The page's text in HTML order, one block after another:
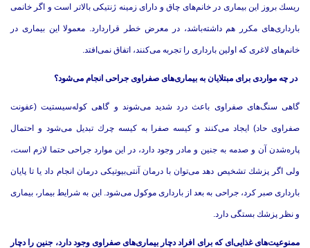
ریسك بروز این بیماری در خانم‌های چاق و دارای زمینه ژنتیكی بالاتر است و اگر خانمی
باردار‌ی‌های مكرر هم داشته‌باشد، در معرض خطر قراردارد. معمولا این بیماری در
خانم‌های لاغری كه اولین بارداری را تجربه می‌كنند، اتفاق نمی‌افتد.
در چه مواردی برای مبتلایان به بیماری‌های صفراوی جراحی انجام می‌شود؟
گاهی سنگ‌های صفراوی باعث درد شدید می‌شوند و گاهی كوله‌سیستیت (عفونت
صفراوی حاد) ایجاد می‌كنند و كیسه صفرا به كیسه چرك تبدیل می‌شود و احتمال
پاره‌شدن آن و صدمه به جنین و مادر وجود دارد، در این موارد جراحی حتما لازم است،
ولی اگر پزشك تشخیص دهد می‌توان با درمان آنتی‌بیوتیكی درمان انجام داد یا تا پایان
بارداری صبر كرد، جراحی به بعد از بارداری موكول می‌شود. این به شرایط بیمار، بیماری
و نظر پزشك بستگی دارد.
ممنوعیت‌های غذایی‌ای كه برای افراد دچار بیماری‌های صفراوی وجود دارد، جنین را دچار